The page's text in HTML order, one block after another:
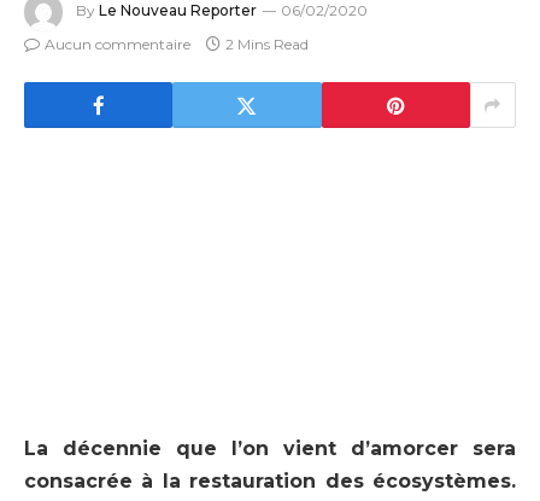
By Le Nouveau Reporter
06/02/2020
Aucun commentaire
2 Mins Read
La décennie que l’on vient d’amorcer sera
consacrée à la restauration des écosystèmes.